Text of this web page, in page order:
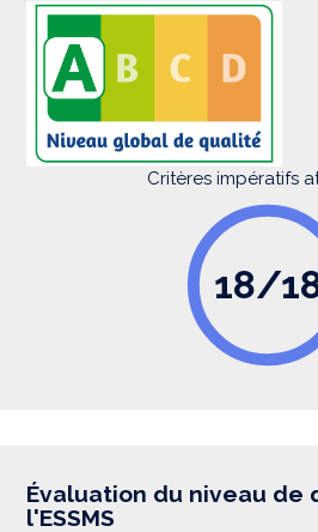
Critères impératifs
18/
Évaluation du niveau de
l'ESSMS